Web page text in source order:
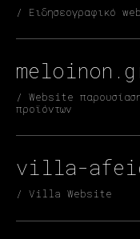
/ Ειδησεογραφικό
/ Website
προϊόντων
villa-
/ Villa Website